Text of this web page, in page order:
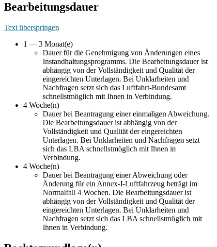
Bearbeitungsdauer
Text überspringen
1 — 3 Monat(e)
Dauer für die Genehmigung von Änderungen eines
Instandhaltungsprogramms. Die Bearbeitungsdauer ist
abhängig von der Vollständigkeit und Qualität der
eingereichten Unterlagen. Bei Unklarheiten und
Nachfragen setzt sich das Luftfahrt-Bundesamt
schnellstmöglich mit Ihnen in Verbindung.
4 Woche(n)
Dauer bei Beantragung einer einmaligen Abweichung.
Die Bearbeitungsdauer ist abhängig von der
Vollständigkeit und Qualität der eingereichten
Unterlagen. Bei Unklarheiten und Nachfragen setzt
sich das LBA schnellstmöglich mit Ihnen in
Verbindung.
4 Woche(n)
Dauer bei Beantragung einer Abweichung oder
Änderung für ein Annex-I-Luftfahrzeug beträgt im
Normalfall 4 Wochen. Die Bearbeitungsdauer ist
abhängig von der Vollständigkeit und Qualität der
eingereichten Unterlagen. Bei Unklarheiten und
Nachfragen setzt sich das LBA schnellstmöglich mit
Ihnen in Verbindung.